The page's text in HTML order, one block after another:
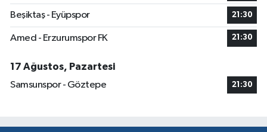
Beşiktaş - Eyüpspor 21:30
Amed - Erzurumspor FK 21:30
17 Ağustos, Pazartesi
Samsunspor - Göztepe
21:30